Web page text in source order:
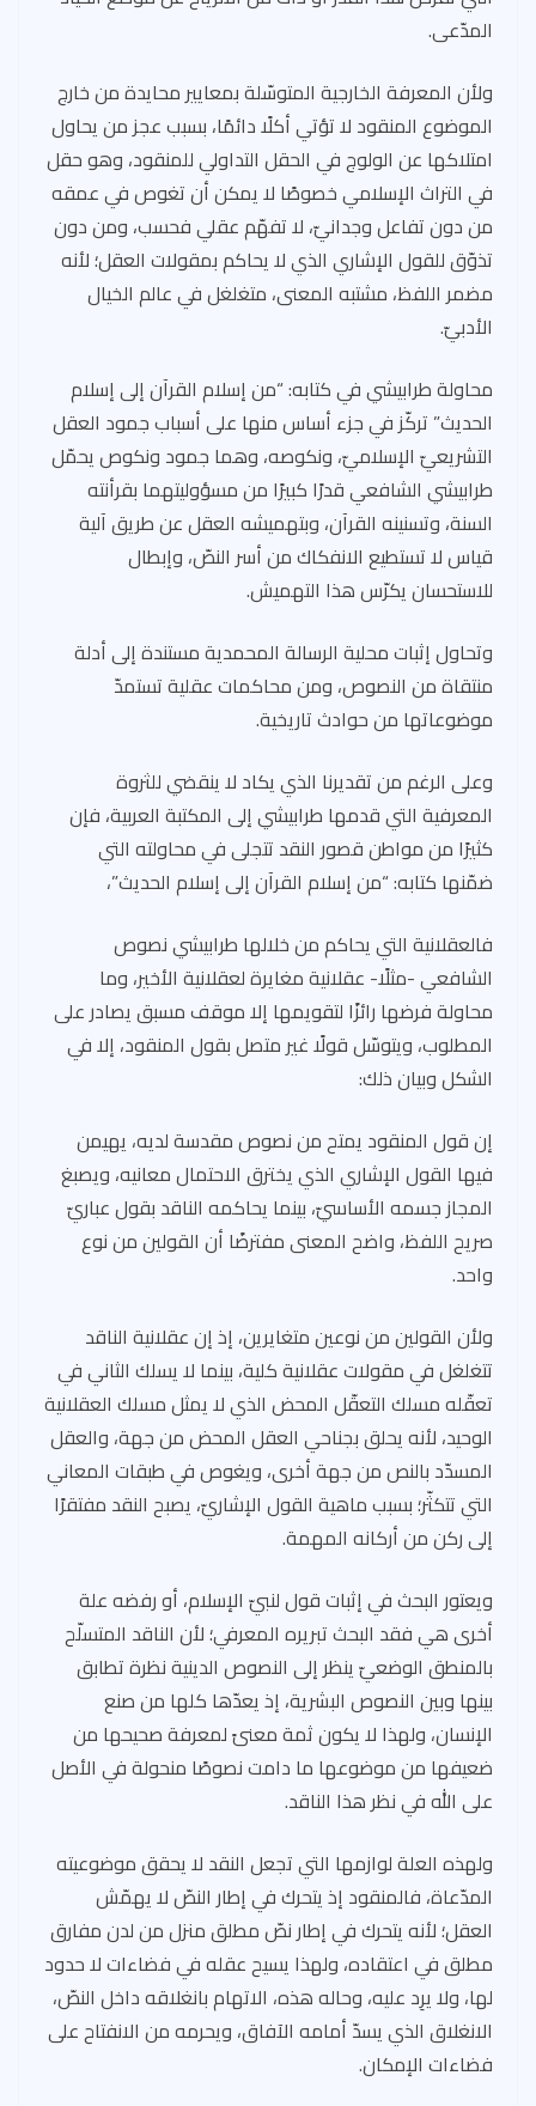
المدّعى.
ولأن المعرفة الخارجية المتوسّلة بمعايير محايدة من خارج
الموضوع المنقود لا تؤتي أكلًا دائمًا، بسبب عجز من يحاول
امتلاكها عن الولوج في الحقل التداولي للمنقود، وهو حقل
في التراث الإسلامي خصوصًا لا يمكن أن تغوص في عمقه
من دون تفاعل وجدانيّ، لا تفهّم عقلي فحسب، ومن دون
تذوّق للقول الإشاري الذي لا يحاكم بمقولات العقل؛ لأنه
مضمر اللفظ، مشتبه المعنى، متغلغل في عالم الخيال
الأدبيّ.
محاولة طرابيشي في كتابه: “من إسلام القرآن إلى إسلام
الحديث” تركّز في جزء أساس منها على أسباب جمود العقل
التشريعيّ الإسلاميّ، ونكوصه، وهما جمود ونكوص يحمّل
طرابيشي الشافعي قدرًا كبيرًا من مسؤوليتهما بقرأنته
السنة، وتسنينه القرآن، وبتهميشه العقل عن طريق آلية
قياس لا تستطيع الانفكاك من أسر النصّ، وإبطال
للاستحسان يكرّس هذا التهميش.
وتحاول إثبات محلية الرسالة المحمدية مستندة إلى أدلة
منتقاة من النصوص، ومن محاكمات عقلية تستمدّ
موضوعاتها من حوادث تاريخية.
وعلى الرغم من تقديرنا الذي يكاد لا ينقضي للثروة
المعرفية التي قدمها طرابيشي إلى المكتبة العربية، فإن
كثيرًا من مواطن قصور النقد تتجلى في محاولته التي
ضمّنها كتابه: “من إسلام القرآن إلى إسلام الحديث”،
فالعقلانية التي يحاكم من خلالها طرابيشي نصوص
الشافعي -مثلًا- عقلانية مغايرة لعقلانية الأخير، وما
محاولة فرضها رائزًا لتقويمها إلا موقف مسبق يصادر على
المطلوب، ويتوسّل قولًا غير متصل بقول المنقود، إلا في
الشكل وبيان ذلك:
إن قول المنقود يمتح من نصوص مقدسة لديه، يهيمن
فيها القول الإشاري الذي يخترق الاحتمال معانيه، ويصبغ
المجاز جسمه الأساسيّ، بينما يحاكمه الناقد بقول عباريّ
صريح اللفظ، واضح المعنى مفترضًا أن القولين من نوع
واحد.
ولأن القولين من نوعين متغايرين، إذ إن عقلانية الناقد
تتغلغل في مقولات عقلانية كلية، بينما لا يسلك الثاني في
تعقّله مسلك التعقّل المحض الذي لا يمثل مسلك العقلانية
الوحيد، لأنه يحلق بجناحي العقل المحض من جهة، والعقل
المسدّد بالنص من جهة أخرى، ويغوص في طبقات المعاني
التي تتكثّر؛ بسبب ماهية القول الإشاريّ، يصبح النقد مفتقرًا
إلى ركن من أركانه المهمة.
ويعتور البحث في إثبات قول لنبيّ الإسلام، أو رفضه علة
أخرى هي فقد البحث تبريره المعرفي؛ لأن الناقد المتسلّح
بالمنطق الوضعيّ ينظر إلى النصوص الدينية نظرة تطابق
بينها وبين النصوص البشرية، إذ يعدّها كلها من صنع
الإنسان، ولهذا لا يكون ثمة معنىً لمعرفة صحيحها من
ضعيفها من موضوعها ما دامت نصوصًا منحولة في الأصل
على الله في نظر هذا الناقد.
ولهذه العلة لوازمها التي تجعل النقد لا يحقق موضوعيته
المدّعاة، فالمنقود إذ يتحرك في إطار النصّ لا يهمّش
العقل؛ لأنه يتحرك في إطار نصّ مطلق منزل من لدن مفارق
مطلق في اعتقاده، ولهذا يسيح عقله في فضاءات لا حدود
لها، ولا يرِد عليه، وحاله هذه، الاتهام بانغلاقه داخل النصّ،
الانغلاق الذي يسدّ أمامه الآفاق، ويحرمه من الانفتاح على
فضاءات الإمكان.